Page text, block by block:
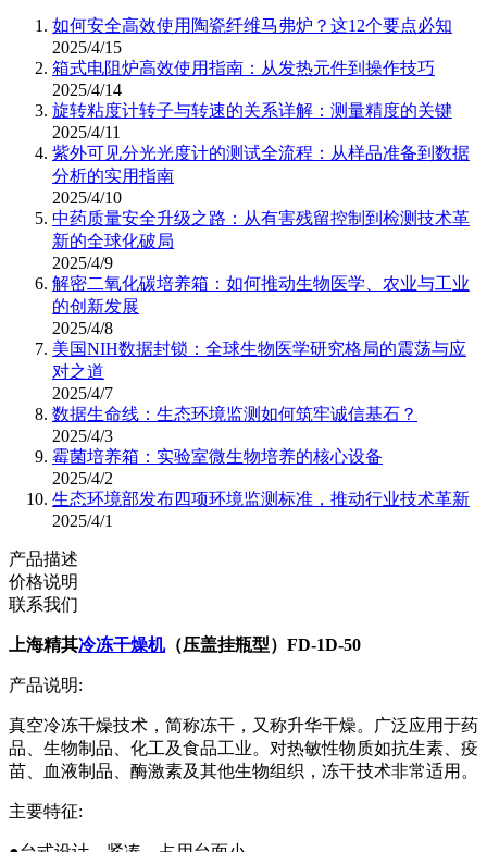
如何安全高效使用陶瓷纤维马弗炉？这12个要点必知
2025/4/15
箱式电阻炉高效使用指南：从发热元件到操作技巧
2025/4/14
旋转粘度计转子与转速的关系详解：测量精度的关键
2025/4/11
紫外可见分光光度计的测试全流程：从样品准备到数据
分析的实用指南
2025/4/10
中药质量安全升级之路：从有害残留控制到检测技术革
新的全球化破局
2025/4/9
解密二氧化碳培养箱：如何推动生物医学、农业与工业
的创新发展
2025/4/8
美国NIH数据封锁：全球生物医学研究格局的震荡与应
对之道
2025/4/7
数据生命线：生态环境监测如何筑牢诚信基石？
2025/4/3
霉菌培养箱：实验室微生物培养的核心设备
2025/4/2
生态环境部发布四项环境监测标准，推动行业技术革新
2025/4/1
产品描述
价格说明
联系我们
上海精其冷冻干燥机（压盖挂瓶型）FD-1D-50
产品说明:
真空冷冻干燥技术，简称冻干，又称升华干燥。广泛应用于药
品、生物制品、化工及食品工业。对热敏性物质如抗生素、疫
苗、血液制品、酶激素及其他生物组织，冻干技术非常适用。
主要特征: